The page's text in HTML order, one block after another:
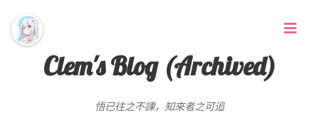
Clem's Blog (Archived)
悟已往之不諫，知來者之可追